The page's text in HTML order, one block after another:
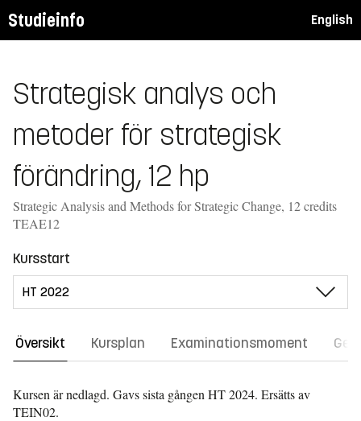
Studieinfo English
Strategisk analys och
metoder för strategisk
förändring, 12 hp
Strategic Analysis and Methods for Strategic Change, 12 credits
TEAE12
Kursstart
Översikt Kursplan Examinationsmoment
Kursen är nedlagd. Gavs sista gången HT 2024. Ersätts av
TEIN02.